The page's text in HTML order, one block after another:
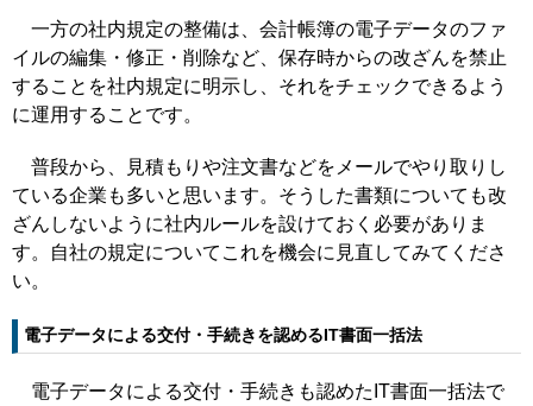
一方の社内規定の整備は、会計帳簿の電子データのファ
イルの編集・修正・削除など、保存時からの改ざんを禁止
することを社内規定に明示し、それをチェックできるよう
に運用することです。
普段から、見積もりや注文書などをメールでやり取りし
ている企業も多いと思います。そうした書類についても改
ざんしないように社内ルールを設けておく必要がありま
す。自社の規定についてこれを機会に見直してみてくださ
い。
電子データによる交付・手続きを認めるIT書面一括法
電子データによる交付・手続きも認めたIT書面一括法で